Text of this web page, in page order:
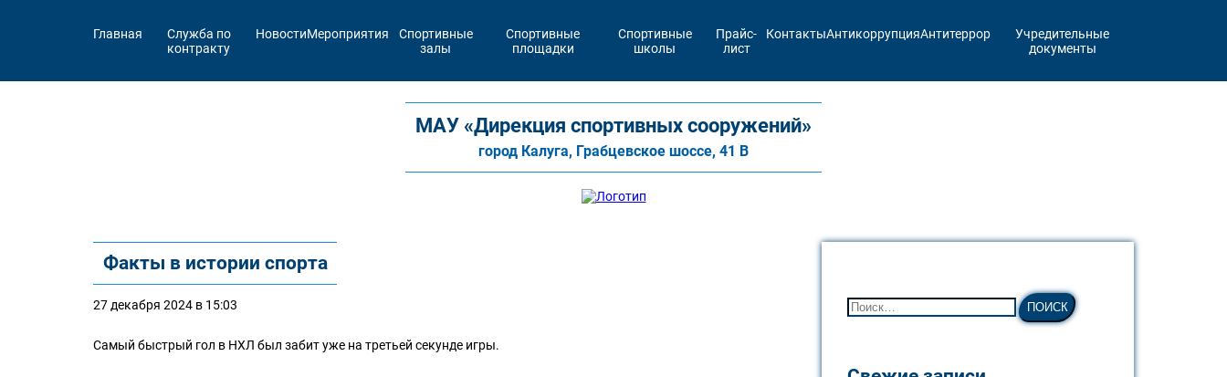
Главная
Служба по
контракту
НовостиМероприятия
Спортивные
залы
Спортивные
площадки
Спортивные
школы
Прайс-
лист
КонтактыАнтикоррупцияАнтитеррор
Учредительные
документы
МАУ «Дирекция спортивных сооружений»
город Калуга, Грабцевское шоссе, 41 В
Факты в истории спорта
27 декабря 2024 в 15:03
Самый быстрый гол в НХЛ был забит уже на третьей секунде игры.